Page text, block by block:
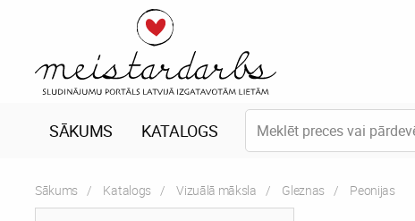
SĀKUMS KATALOGS
Sākums Katalogs Vizuālā māksla Gleznas Current:
Peonijas